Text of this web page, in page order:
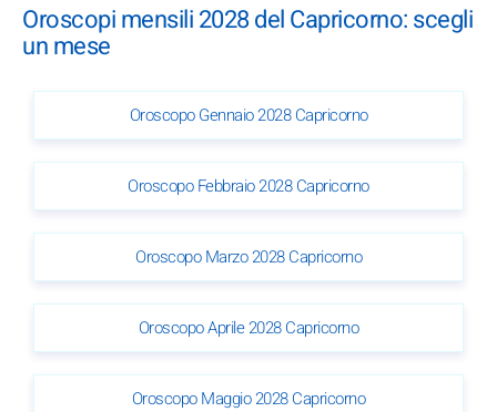
Oroscopi mensili 2028 del Capricorno: scegli
un mese
Oroscopo Gennaio 2028 Capricorno
Oroscopo Febbraio 2028 Capricorno
Oroscopo Marzo 2028 Capricorno
Oroscopo Aprile 2028 Capricorno
Oroscopo Maggio 2028 Capricorno